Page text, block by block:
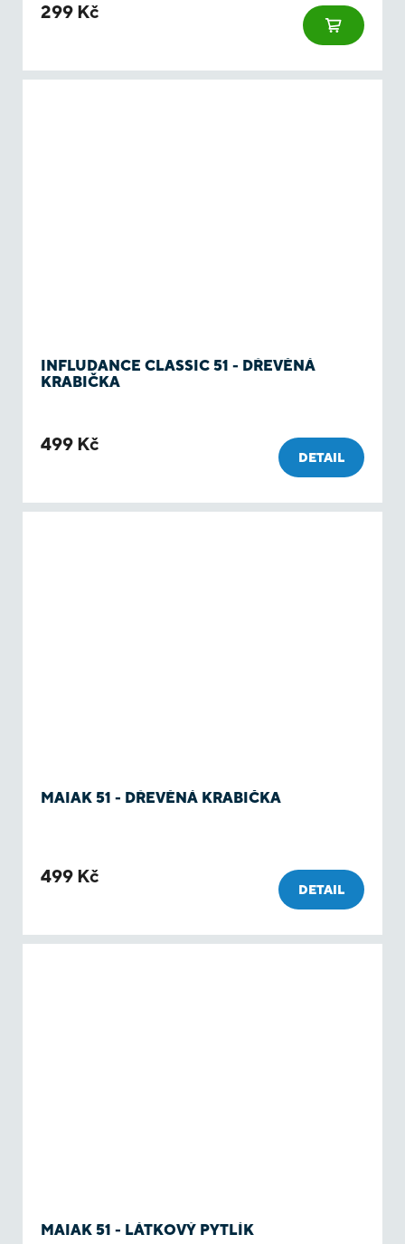
299 Kč
INFLUDANCE CLASSIC 51 - DŘEVĚNÁ
KRABIČKA
499 Kč
DETAIL
MAIAK 51 - DŘEVĚNÁ KRABIČKA
499 Kč
DETAIL
MAIAK 51 - LÁTKOVÝ PYTLÍK